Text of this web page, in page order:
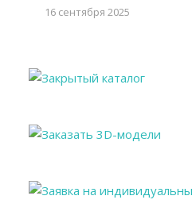
16 сентября 2025